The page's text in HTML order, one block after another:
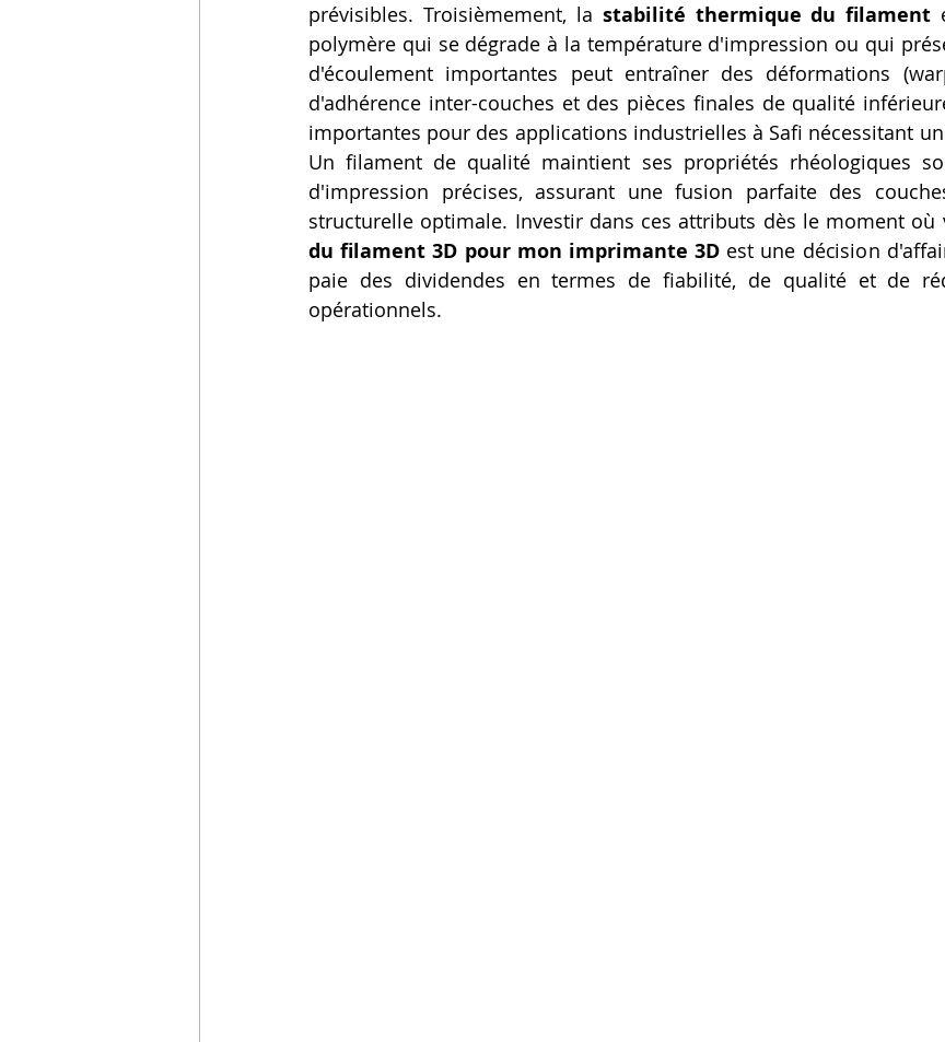
prévisibles. Troisièmement, la stabilité thermique du filament
polymère qui se dégrade à la température d'impression ou qui
d'écoulement importantes peut entraîner des déformations
d'adhérence inter-couches et des pièces finales de qualité
importantes pour des applications industrielles à Safi nécessitant
Un filament de qualité maintient ses propriétés rhéologiques
d'impression précises, assurant une fusion parfaite des
structurelle optimale. Investir dans ces attributs dès le moment où
du filament 3D pour mon imprimante 3D est une décision
paie des dividendes en termes de fiabilité, de qualité et de
opérationnels.